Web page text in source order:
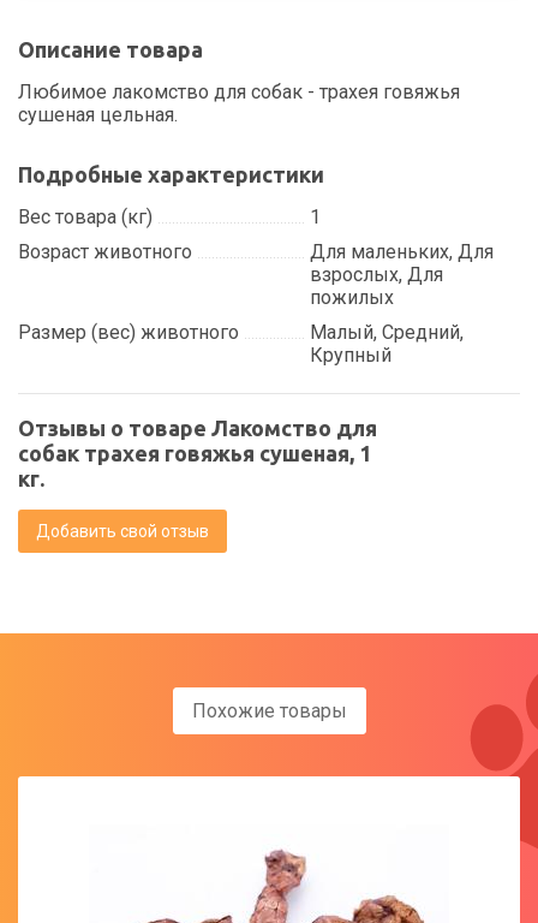
Описание товара
Любимое лакомство для собак - трахея говяжья
сушеная цельная.
Подробные характеристики
Вес товара (кг)
1
Возраст животного
Для маленьких, Для
взрослых, Для
пожилых
Размер (вес) животного
Малый, Средний,
Крупный
Отзывы о товаре Лакомство для
собак трахея говяжья сушеная, 1
кг.
Добавить свой отзыв
Похожие товары